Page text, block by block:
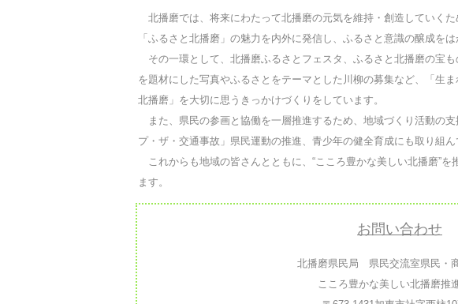
北播磨では、将来にわたって北播磨の元気を維持・創造していく
「ふるさと北播磨」の魅力を内外に発信し、ふるさと意識の醸成をは
その一環として、北播磨ふるさとフェスタ、ふるさと北播磨の宝も
を題材にした写真やふるさとをテーマとした川柳の募集など、「生
北播磨」を大切に思うきっかけづくりをしています。
また、県民の参画と協働を一層推進するため、地域づくり活動の
プ・ザ・交通事故」県民運動の推進、青少年の健全育成にも取り組ん
これからも地域の皆さんとともに、“こころ豊かな美しい北播磨”を
ます。
お問い合わせ
北播磨県民局 県民交流室県民・
こころ豊かな美しい北播磨推